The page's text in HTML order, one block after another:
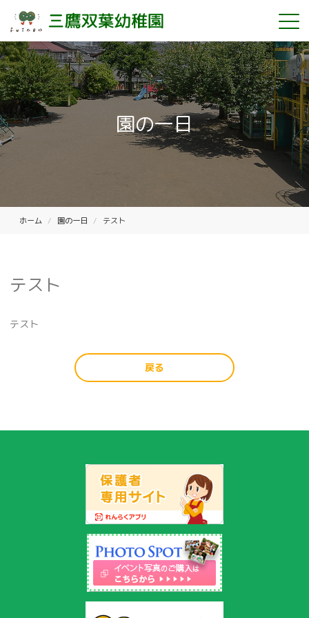
園の一日
ホーム 園の一日 テスト
テスト
テスト
戻る